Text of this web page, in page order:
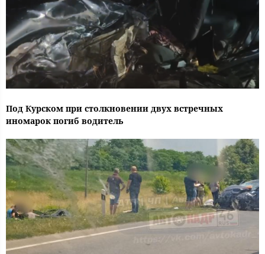
Под Курском при столкновении двух встречных
иномарок погиб водитель